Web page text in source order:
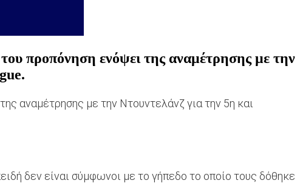
προπόνηση ενόψει της αναμέτρησης με την
αναμέτρησης με την Ντουντελάνζ για την 5η και
δεν είναι σύμφωνοι με το γήπεδο το οποίο τους δόθηκε